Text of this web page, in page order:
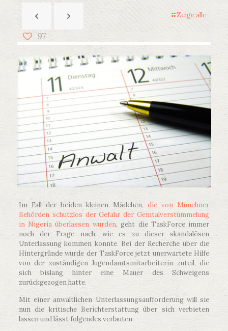
Zeige alle
97
Im Fall der beiden kleinen Mädchen, die von Münchner
Behörden schutzlos der Gefahr der Genitalverstümmelung
in Nigeria überlassen wurden, geht die TaskForce immer
noch der Frage nach, wie es zu dieser skandalösen
Unterlassung kommen konnte. Bei der Recherche über die
Hintergründe wurde der TaskForce jetzt unerwartete Hilfe
von der zuständigen Jugendamtsmitarbeiterin zuteil, die
sich bislang hinter eine Mauer des Schweigens
zurückgezogen hatte.
Mit einer anwaltlichen Unterlassungsaufforderung will sie
nun die kritische Berichterstattung über sich verbieten
lassen und lässt folgendes verlauten: